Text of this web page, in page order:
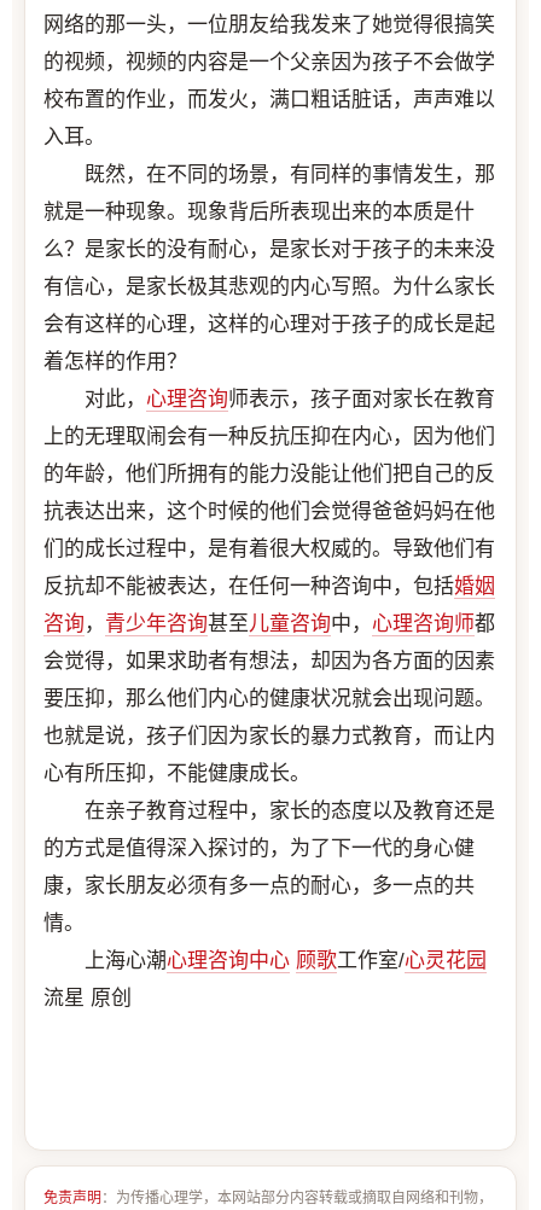
网络的那一头，一位朋友给我发来了她觉得很搞笑
的视频，视频的内容是一个父亲因为孩子不会做学
校布置的作业，而发火，满口粗话脏话，声声难以
入耳。
既然，在不同的场景，有同样的事情发生，那
就是一种现象。现象背后所表现出来的本质是什
么？是家长的没有耐心，是家长对于孩子的未来没
有信心，是家长极其悲观的内心写照。为什么家长
会有这样的心理，这样的心理对于孩子的成长是起
着怎样的作用？
对此， 心理咨询师表示，孩子面对家长在教育
上的无理取闹会有一种反抗压抑在内心，因为他们
的年龄，他们所拥有的能力没能让他们把自己的反
抗表达出来，这个时候的他们会觉得爸爸妈妈在他
们的成长过程中，是有着很大权威的。导致他们有
反抗却不能被表达，在任何一种咨询中，包括婚姻
咨询 ， 青少年咨询甚至儿童咨询中， 心理咨询师都
会觉得，如果求助者有想法，却因为各方面的因素
要压抑，那么他们内心的健康状况就会出现问题。
也就是说，孩子们因为家长的暴力式教育，而让内
心有所压抑，不能健康成长。
在亲子教育过程中，家长的态度以及教育还是
的方式是值得深入探讨的，为了下一代的身心健
康，家长朋友必须有多一点的耐心，多一点的共
情。
上海心潮心理咨询中心 顾歌工作室/心灵花园
流星 原创
免责声明 ：为传播心理学，本网站部分内容转载或摘取自网络和刊物，